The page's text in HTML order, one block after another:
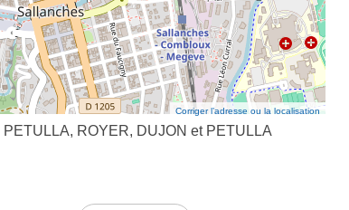
Corriger l’adresse ou la localisation
ROYER, DUJON et PETULLA